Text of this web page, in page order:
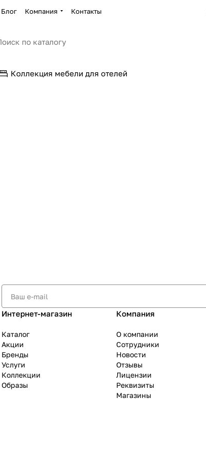
Блог Компания Контакты
Коллекция мебели для отелей
Интернет-магазин
Каталог
Акции
Бренды
Услуги
Коллекции
Образы
Компания
О компании
Сотрудники
Новости
Отзывы
Лицензии
Реквизиты
Магазины